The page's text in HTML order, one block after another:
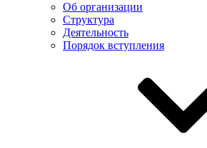
Об организации
Структура
Деятельность
Порядок вступления